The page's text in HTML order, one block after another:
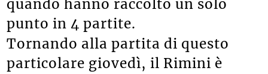
quando hanno raccolto un solo
punto in 4 partite.
Tornando alla partita di questo
particolare giovedì, il Rimini è